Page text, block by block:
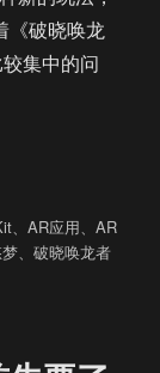
《破晓唤龙
集中的问
、AR应用、AR
、破晓唤龙者